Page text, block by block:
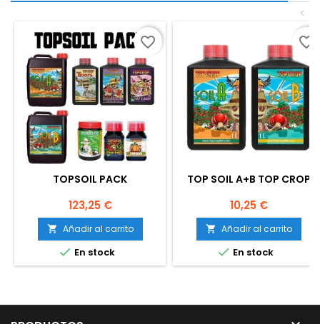
<
TOPSOIL PACK
Precio
123,25 €
 Añadir al carrito
 En stock
favorite_border
TOP SOIL A+B TOP CROP
Precio
10,25 €
 Añadir al carrito
 En stock
favorite_border